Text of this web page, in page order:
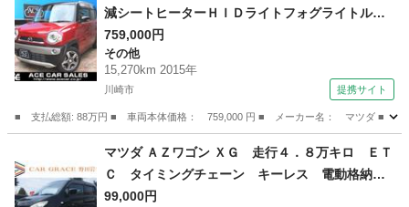
減シートヒーターＨＩＤライトフォグライトルー
フレールスマキープッシュＳナビ地デジフルセグ
ＴＶバックカメラＥＴＣ純正アルミオートＡＣ横
滑り防止チェーン駆動Ｒ０６Ａエンジン１オナ禁
759,000円
その他
15,270km 2015年
川崎市 提携サイト
■ 支払総額: 88万円 ■ 車両本体価格： 759,000 円 ■ メーカー名： マツダ ■ 車種
その他
マツダ ＡＺワゴン ＸＧ 走行４．８万キロ ＥＴ
Ｃ タイミングチェーン キーレス 電動格納ミ
ラー ドアバイザー プライバシーガラス Ｃ
99,000円